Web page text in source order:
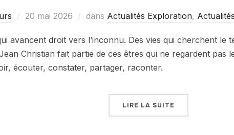
20 mai 2026 dans Actualités Exploration,
avancent droit vers l’inconnu. Des vies qui cherchent
Christian fait partie de ces êtres qui ne regardent pas
écouter, constater, partager, raconter.
LIRE LA SUITE